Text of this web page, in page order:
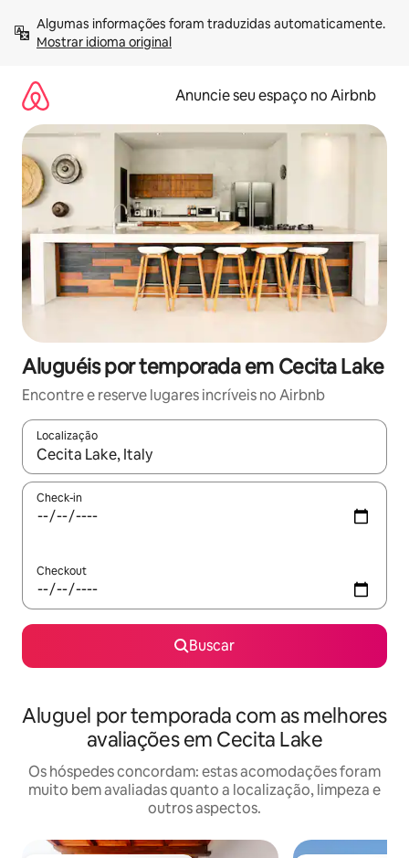
para
Mostrar idioma original
Anuncie seu espaço no Airbnb
Aluguéis por temporada em Cecita Lake
Encontre e reserve lugares incríveis no Airbnb
Localização
Quando os resultados estiverem disponíveis, explore-os
Check-in
Checkout
Buscar
Aluguel por temporada com as melhores
avaliações em Cecita Lake
Os hóspedes concordam: estas acomodações foram
muito bem avaliadas quanto a localização, limpeza e
outros aspectos.